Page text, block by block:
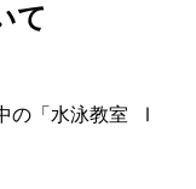
て
の「水泳教室 Ⅰ